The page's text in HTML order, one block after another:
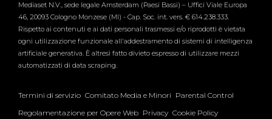
Mediaset N.V., sede legale Amsterdam (Paesi Bassi) – Uffici Viale Europa
46, 20093 Cologno Monzese (MI) - Cap. Soc. int. vers. € 614.238.333.
Rispetto ai contenuti e ai dati personali trasmessi e/o riprodotti è vietata
ogni utilizzazione funzionale all'addestramento di sistemi di intelligenza
artificiale generativa. È altresì fatto divieto espresso di utilizzare mezzi
automatizzati di data scraping.
Termini di servizio Comitato Media e Minori Parental Control
Regolamentazione per Opere Web Privacy Cookie Policy